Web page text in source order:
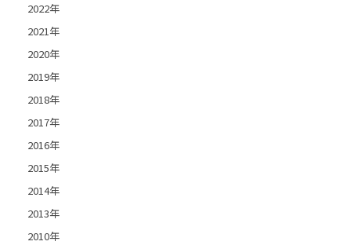
2022年
2021年
2020年
2019年
2018年
2017年
2016年
2015年
2014年
2013年
2010年